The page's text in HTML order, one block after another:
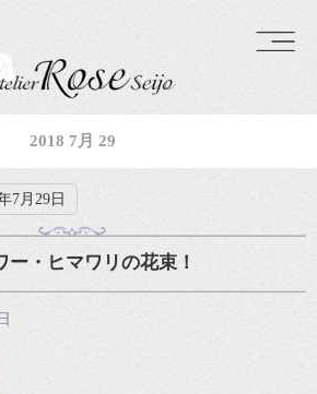
2018 7月 29
7月29日
ー・ヒマワリの花束！